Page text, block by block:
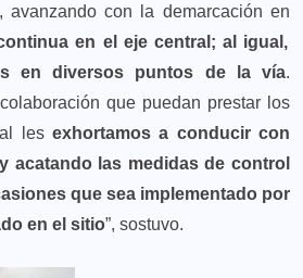
avanzando con la demarcación en
en el eje central; al igual,
en diversos puntos de la vía.
que puedan prestar los
les exhortamos a conducir con
acatando las medidas de control
que sea implementado por
en el sitio”, sostuvo.